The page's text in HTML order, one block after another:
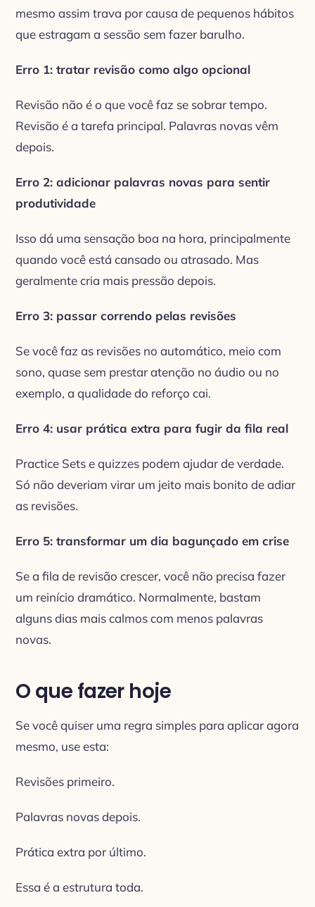
mesmo assim trava por causa de pequenos hábitos
que estragam a sessão sem fazer barulho.
Erro 1: tratar revisão como algo opcional
Revisão não é o que você faz se sobrar tempo.
Revisão é a tarefa principal. Palavras novas vêm
depois.
Erro 2: adicionar palavras novas para sentir
produtividade
Isso dá uma sensação boa na hora, principalmente
quando você está cansado ou atrasado. Mas
geralmente cria mais pressão depois.
Erro 3: passar correndo pelas revisões
Se você faz as revisões no automático, meio com
sono, quase sem prestar atenção no áudio ou no
exemplo, a qualidade do reforço cai.
Erro 4: usar prática extra para fugir da fila real
Practice Sets e quizzes podem ajudar de verdade.
Só não deveriam virar um jeito mais bonito de adiar
as revisões.
Erro 5: transformar um dia bagunçado em crise
Se a fila de revisão crescer, você não precisa fazer
um reinício dramático. Normalmente, bastam
alguns dias mais calmos com menos palavras
novas.
O que fazer hoje
Se você quiser uma regra simples para aplicar agora
mesmo, use esta:
Revisões primeiro.
Palavras novas depois.
Prática extra por último.
Essa é a estrutura toda.